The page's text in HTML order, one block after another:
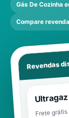
Gás De Cozinha
Compare
Revendas
Frete grátis